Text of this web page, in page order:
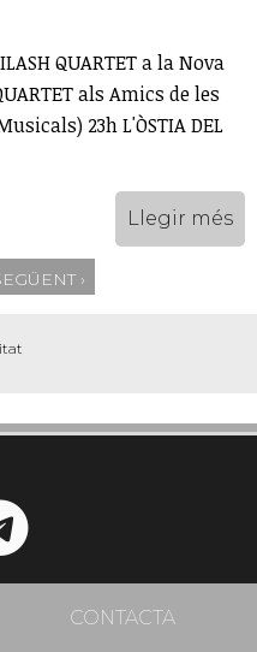
QUARTET a la Nova
als Amics de les
23h L'ÒSTIA DEL
Llegir més
›
CONTACTA